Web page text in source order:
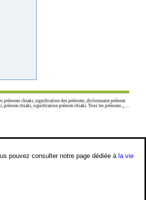
prénoms chiaki, signification des prénoms, dictionnaire prénom
prénom chiaki, signification prénom chiaki. Tous les prénoms ,, ....
pouvez consulter notre page dédiée àla vie